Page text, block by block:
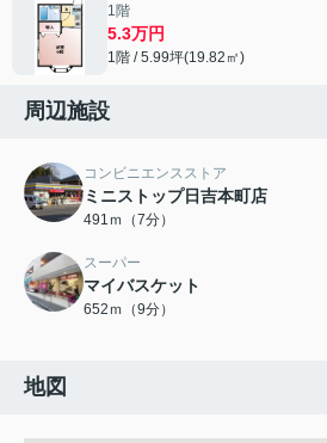
1階
5.3万円
1階 / 5.99坪(19.82㎡)
周辺施設
コンビニエンスストア
ミニストップ日吉本町店
491ｍ（7分）
スーパー
マイバスケット
652ｍ（9分）
地図